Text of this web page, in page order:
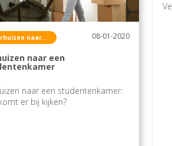
naar... 08-01-2020
naar een
naar een studentenkamer:
er bij kijken?